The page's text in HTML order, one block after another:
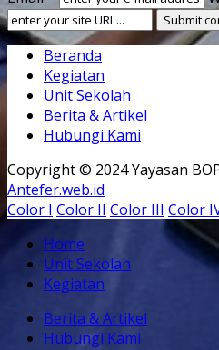
Beranda
Kegiatan
Unit Sekolah
Berita & Artikel
Hubungi Kami
Copyright © 2024 Yayasan
Antefer.web.id
Color I Color II Color III Color
Home
Unit Sekolah
Kegiatan
Berita & Artikel
Hubungi Kami